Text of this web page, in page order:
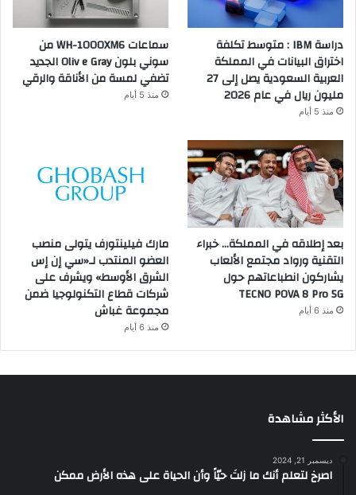
دراسة IBM : متوسط تكلفة
اختراق البيانات في المملكة
العربية السعودية يصل إلى 27
مليون ريال في عام 2026
منذ 5 أيام
سماعات WH-1000XM6 من
سوني بلون Oliv e Gray الجديد
تضفي لمسة من الأناقة والرقي
منذ 5 أيام
بعد إطلاقه في المملكة… خبراء
التقنية ورواد مجتمع الألعاب
يشاركون انطباعاتهم حول
TECNO POVA 8 Pro 5G
منذ 6 أيام
مارك فيلينتورف يتولى منصب
العضو المنتدب لـ«سي إن إس
الشرق الأوسط» ويشرف على
شركات قطاع التكنولوجيا ضمن
مجموعة غباش
منذ 6 أيام
الأكثر مشاهدة
ديسمبر 21, 2024
‫اصرخ لتعلم أنك ما زلتَ حيّاً وأن الحياة على هذه الأرض ممكن